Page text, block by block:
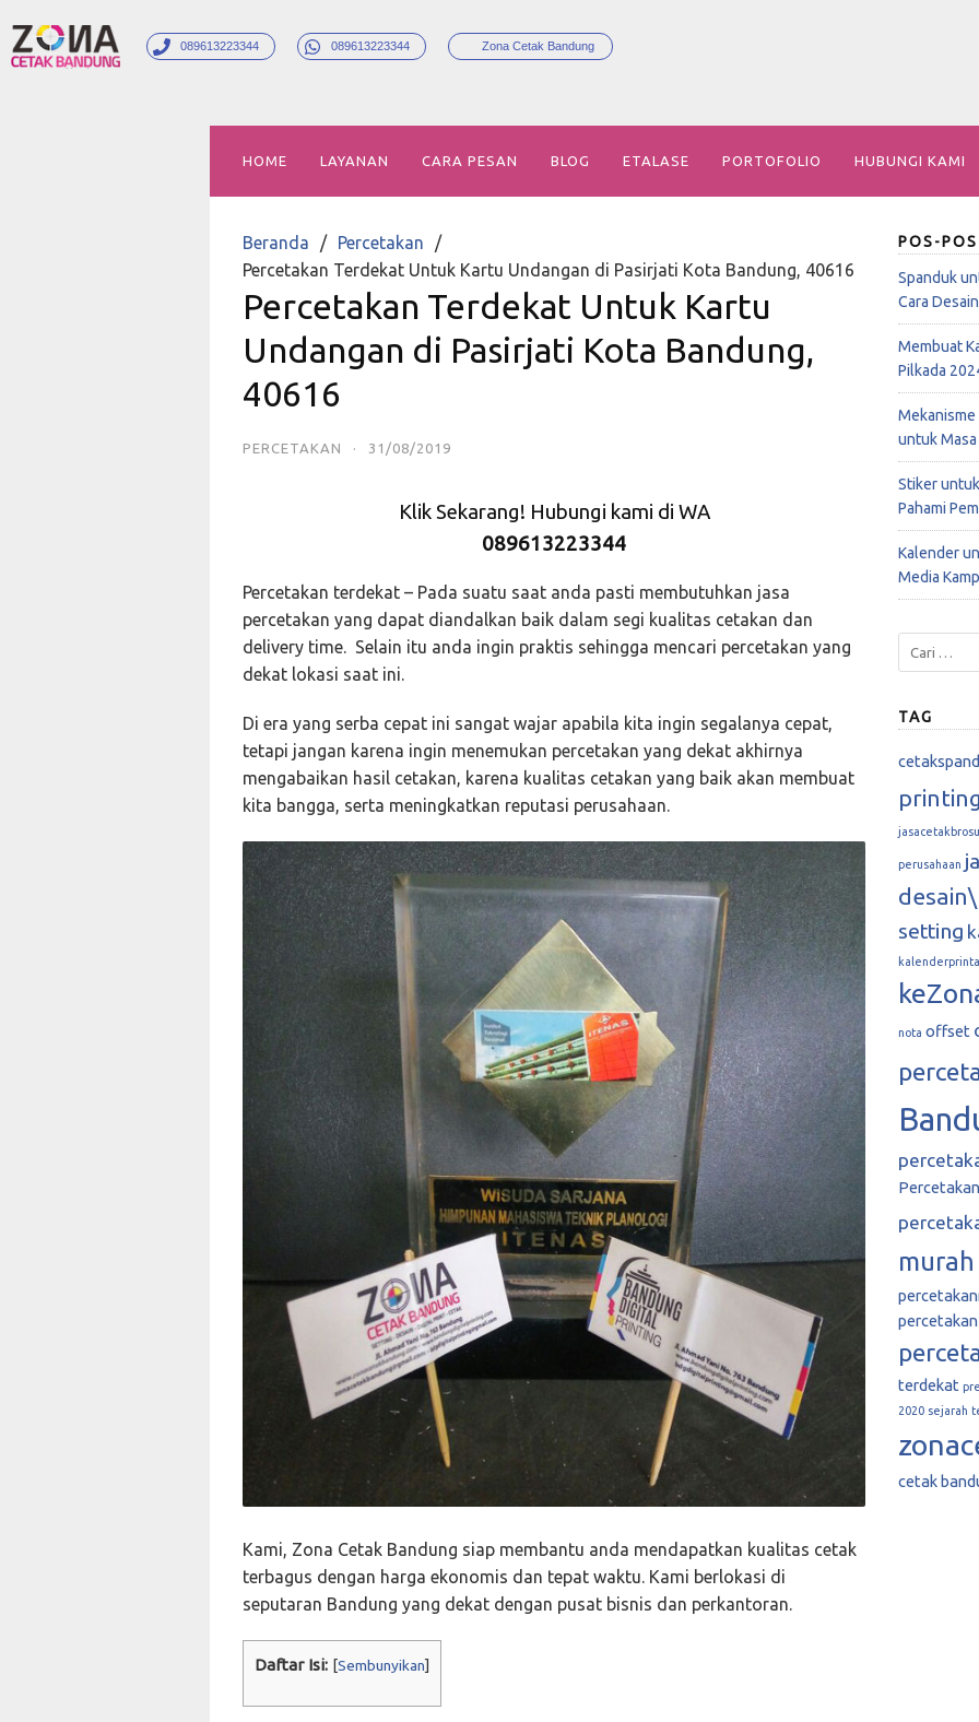
089613223344 089613223344 Zona Cetak Bandung
HOME LAYANAN CARA PESAN BLOG ETALASE PORTOFOLIO HUBUNGI KAMI
Beranda
Percetakan
Percetakan Terdekat Untuk Kartu Undangan di Pasirjati Kota Bandung, 40616
Percetakan Terdekat Untuk Kartu
Undangan di Pasirjati Kota Bandung,
40616
PERCETAKAN · 31/08/2019
Klik Sekarang! Hubungi kami di WA
089613223344
Percetakan terdekat – Pada suatu saat anda pasti membutuhkan jasa
percetakan yang dapat diandalkan baik dalam segi kualitas cetakan dan
delivery time. Selain itu anda ingin praktis sehingga mencari percetakan yang
dekat lokasi saat ini.
Di era yang serba cepat ini sangat wajar apabila kita ingin segalanya cepat,
tetapi jangan karena ingin menemukan percetakan yang dekat akhirnya
mengabaikan hasil cetakan, karena kualitas cetakan yang baik akan membuat
kita bangga, serta meningkatkan reputasi perusahaan.
Kami, Zona Cetak Bandung siap membantu anda mendapatkan kualitas cetak
terbagus dengan harga ekonomis dan tepat waktu. Kami berlokasi di
seputaran Bandung yang dekat dengan pusat bisnis dan perkantoran.
Daftar Isi: [Sembunyikan]
POS-
Spanduk
Cara
Membuat
Pilkada
Mekanisme
untuk
Stiker
Pahami
Kalender
Media
TAG
perusahaan
desain\
setting
nota offset
terdekat
2020 sejarah
cetak